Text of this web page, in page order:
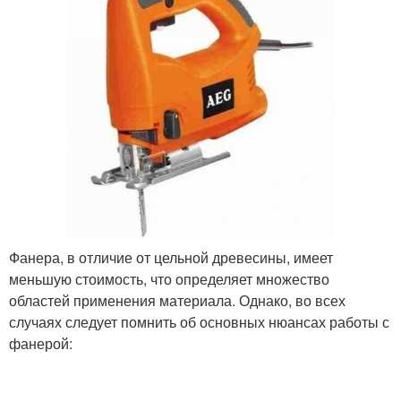
Домик из поддонов
Фанера, в отличие от цельной древесины, имеет
меньшую стоимость, что определяет множество
областей применения материала. Однако, во всех
случаях следует помнить об основных нюансах работы с
фанерой: